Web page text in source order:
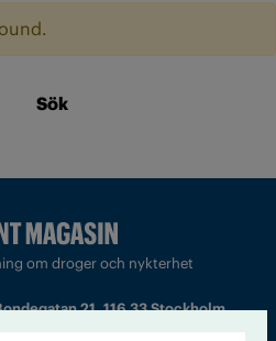
Sök
om droger och nykterhet
21, 116 33 Stockholm